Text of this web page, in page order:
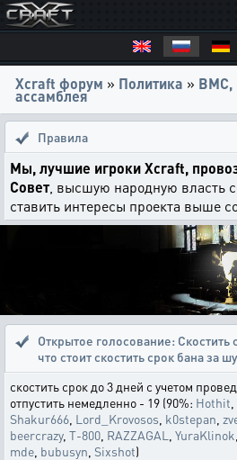
Xcraft форум » Политика » ВМС,
ассамблея
Правила
Мы, лучшие игроки Xcraft,
Совет, высшую народную власть
ставить интересы проекта выше
Открытое голосование: Скостить
что стоит скостить срок бана за
скостить срок до 3 дней с учетом
отпустить немедленно - 19 (90%: Hothit
Shakur666 Lord_Krovosos k0stepan
beercrazy, T-800 RAZZAGAL YuraKlinok
mde bubusyn Sixshot)